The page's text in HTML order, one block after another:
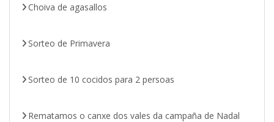
Choiva de agasallos
Sorteo de Primavera
Sorteo de 10 cocidos para 2 persoas
Rematamos o canxe dos vales da campaña de Nadal